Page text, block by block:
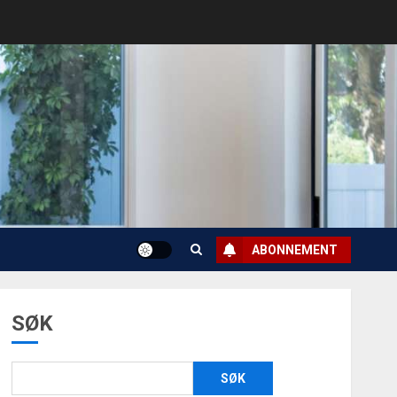
ABONNEMENT
SØK
SØK